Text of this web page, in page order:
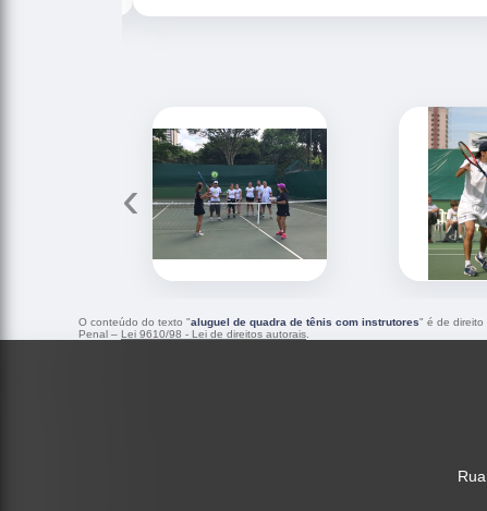
‹
O conteúdo do texto "aluguel de quadra de tênis com instrutores" é de direito
Penal – Lei 9610/98 - Lei de direitos autorais